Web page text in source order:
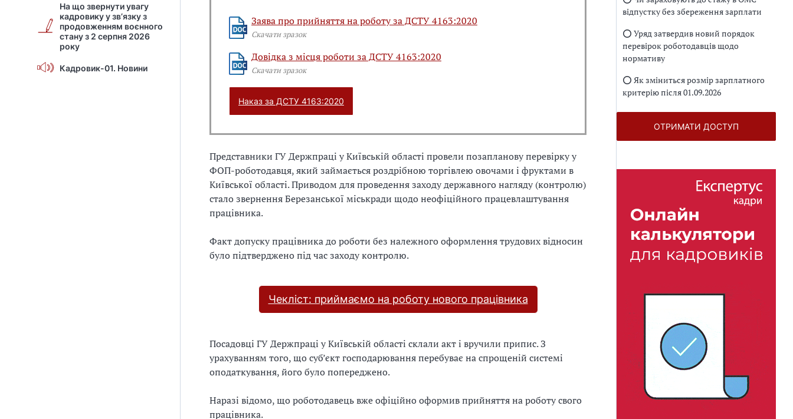
На що звернути увагу
кадровику у зв’язку з
продовженням воєнного
стану з 2 серпня 2026
року
Кадровик-01. Новини
Заява про прийняття на роботу за ДСТУ 4163:2020
Скачати зразок
Довідка з місця роботи за ДСТУ 4163:2020
Скачати зразок
Наказ за ДСТУ 4163:2020
Представники ГУ Держпраці у Київській області провели позапланову перевірку у
ФОП-роботодавця, який займається роздрібною торгівлею овочами і фруктами в
Київської області. Приводом для проведення заходу державного нагляду (контролю)
стало звернення Березанської міськради щодо неофіційного працевлаштування
працівника.
Факт допуску працівника до роботи без належного оформлення трудових відносин
було підтверджено під час заходу контролю.
Чекліст: приймаємо на роботу нового працівника
Посадовці ГУ Держпраці у Київській області склали акт і вручили припис. З
урахуванням того, що суб’єкт господарювання перебуває на спрощеній системі
оподаткування, його було попереджено.
Наразі відомо, що роботодавець вже офіційно оформив прийняття на роботу свого
працівника.
відпустку без збереження зарплати
⭕️ Уряд затвердив новий порядок
перевірок роботодавців щодо
нормативу
⭕️ Як зміниться розмір зарплатного
критерію після 01.09.2026
ОТРИМАТИ ДОСТУП